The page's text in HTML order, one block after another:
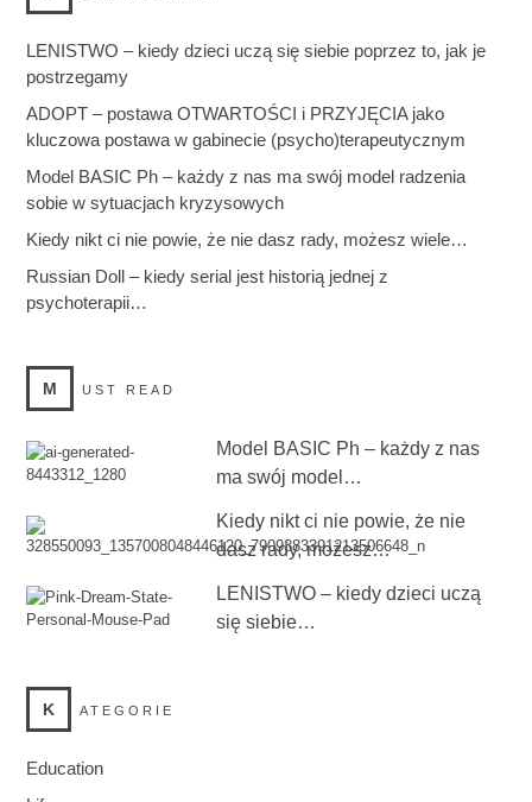
LENISTWO – kiedy dzieci uczą się siebie poprzez to, jak je
postrzegamy
ADOPT – postawa OTWARTOŚCI i PRZYJĘCIA jako
kluczowa postawa w gabinecie (psycho)terapeutycznym
Model BASIC Ph – każdy z nas ma swój model radzenia
sobie w sytuacjach kryzysowych
Kiedy nikt ci nie powie, że nie dasz rady, możesz wiele…
Russian Doll – kiedy serial jest historią jednej z
psychoterapii…
M UST READ
Model BASIC Ph – każdy z nas
ma swój model…
Kiedy nikt ci nie powie, że nie
dasz rady, możesz…
LENISTWO – kiedy dzieci uczą
się siebie…
K ATEGORIE
Education